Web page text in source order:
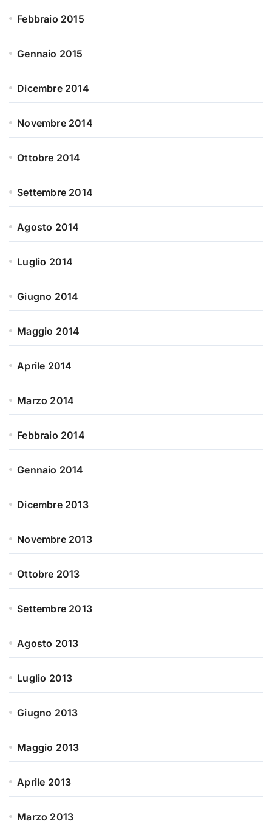
Febbraio 2015
Gennaio 2015
Dicembre 2014
Novembre 2014
Ottobre 2014
Settembre 2014
Agosto 2014
Luglio 2014
Giugno 2014
Maggio 2014
Aprile 2014
Marzo 2014
Febbraio 2014
Gennaio 2014
Dicembre 2013
Novembre 2013
Ottobre 2013
Settembre 2013
Agosto 2013
Luglio 2013
Giugno 2013
Maggio 2013
Aprile 2013
Marzo 2013